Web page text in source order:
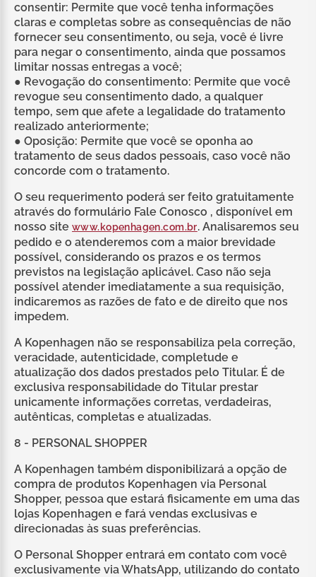
consentir: Permite que você tenha informações
claras e completas sobre as consequências de não
fornecer seu consentimento, ou seja, você é livre
para negar o consentimento, ainda que possamos
limitar nossas entregas a você;
● Revogação do consentimento: Permite que você
revogue seu consentimento dado, a qualquer
tempo, sem que afete a legalidade do tratamento
realizado anteriormente;
● Oposição: Permite que você se oponha ao
tratamento de seus dados pessoais, caso você não
concorde com o tratamento.
O seu requerimento poderá ser feito gratuitamente
através do formulário Fale Conosco , disponível em
nosso site www.kopenhagen.com.br. Analisaremos seu
pedido e o atenderemos com a maior brevidade
possível, considerando os prazos e os termos
previstos na legislação aplicável. Caso não seja
possível atender imediatamente a sua requisição,
indicaremos as razões de fato e de direito que nos
impedem.
A Kopenhagen não se responsabiliza pela correção,
veracidade, autenticidade, completude e
atualização dos dados prestados pelo Titular. É de
exclusiva responsabilidade do Titular prestar
unicamente informações corretas, verdadeiras,
autênticas, completas e atualizadas.
8 - PERSONAL SHOPPER
A Kopenhagen também disponibilizará a opção de
compra de produtos Kopenhagen via Personal
Shopper, pessoa que estará fisicamente em uma das
lojas Kopenhagen e fará vendas exclusivas e
direcionadas às suas preferências.
O Personal Shopper entrará em contato com você
exclusivamente via WhatsApp, utilizando do contato